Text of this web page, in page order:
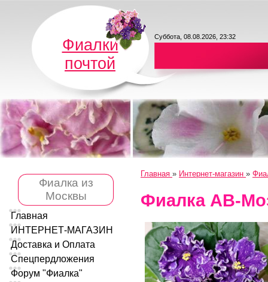
Фиалки
почтой
Суббота, 08.08.2026, 23:32
Фиалка из
Москвы
Главная
ИНТЕРНЕТ-МАГАЗИН
Доставка и Оплата
Спецпердложения
Форум "Фиалка"
Главная » Интернет-магазин »
Фиалка АВ-